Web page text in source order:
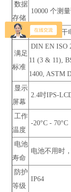
数据
存储
10000 个测
电源 2xAA碱性干
满足
标准
DIN EN ISO
11 (3 & 11),
1400, ASTM
显示
屏幕
2.4吋IPS-
工作
温度
-20°C - 70°C
电池
寿命
电池不用时
防护
等级
IP64